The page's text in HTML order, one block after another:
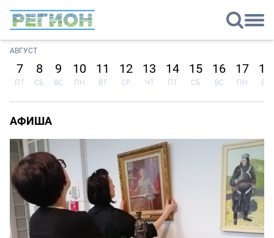
АВГУСТ
7
ПТ
8
СБ
9
ВС
10
ПН
11
ВТ
12
СР
13
ЧТ
14
ПТ
15
СБ
16
ВС
17
ПН
18
ВТ
АФИША